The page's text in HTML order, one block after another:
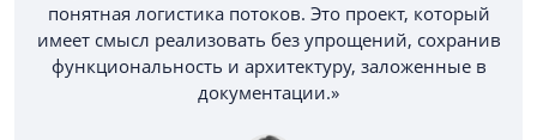
понятная логистика потоков. Это проект, который
имеет смысл реализовать без упрощений, сохранив
функциональность и архитектуру, заложенные в
документации.»